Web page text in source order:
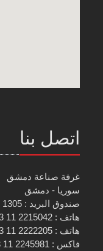
اتصل بنا
غرفة صناعة دمشق
سوريا - دمشق
صندوق البريد : 1305
هاتف : 2215042 11 963+
هاتف : 2222205 11 963+
فاكس : 2245981 11 963+